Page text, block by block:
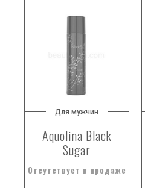
Для мужчин
Aquolina Black
Sugar
Отсутствует в продаже